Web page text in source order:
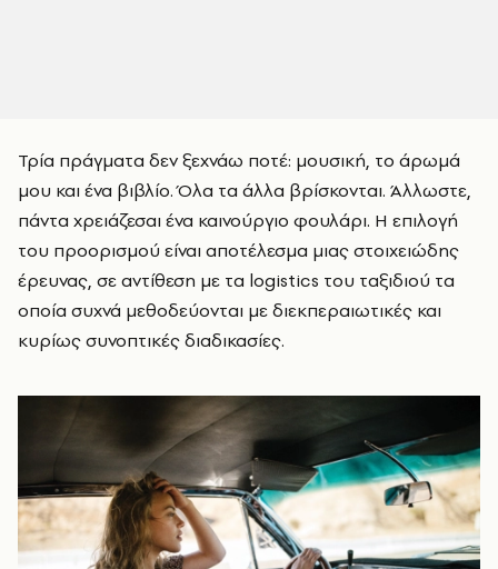
Τρία πράγματα δεν ξεχνάω ποτέ: μουσική, το άρωμά
μου και ένα βιβλίο. Όλα τα άλλα βρίσκονται. Άλλωστε,
πάντα χρειάζεσαι ένα καινούργιο φουλάρι. Η επιλογή
του προορισμού είναι αποτέλεσμα μιας στοιχειώδης
έρευνας, σε αντίθεση με τα logistics του ταξιδιού τα
οποία συχνά μεθοδεύονται με διεκπεραιωτικές και
κυρίως συνοπτικές διαδικασίες.